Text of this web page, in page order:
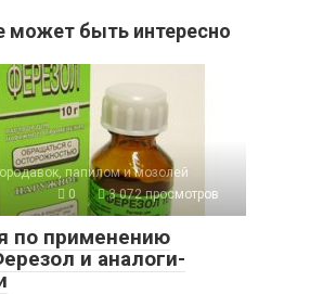
может быть интересно
папилом и мозолей
0
3 072 просмотров
по применению
и аналоги-